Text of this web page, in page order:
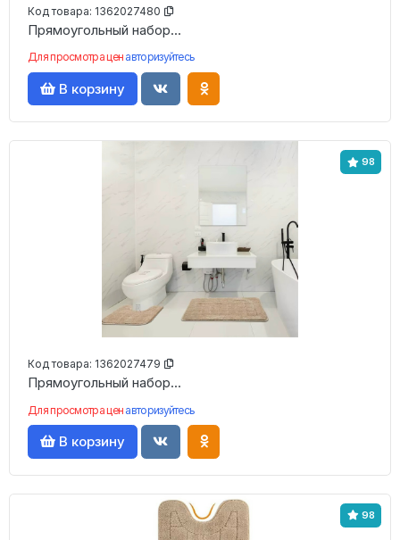
Код товара: 1362027480
Прямоугольный набор...
Для просмотра цен авторизуйтесь
В корзину
98
Код товара: 1362027479
Прямоугольный набор...
Для просмотра цен авторизуйтесь
В корзину
98